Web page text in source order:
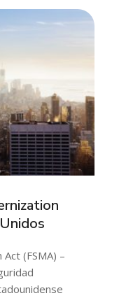
(FSMA) –